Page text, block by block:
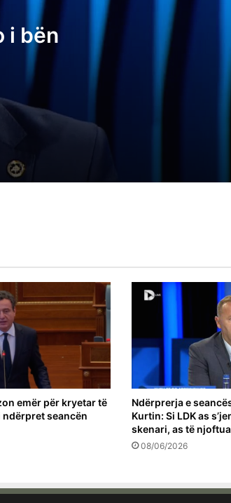
i bën
Sadiku “revoltohet” pas
Kuvendit: Katrahurë, VV po
emër për kryetar të
ndërpret seancën
Ndërprerja e
Kurtin: Si LDK as
skenari, as të
08/06/2026